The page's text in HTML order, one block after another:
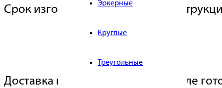
Эркерные
Круглые
Треугольные
Срок изготовления цветных
Доставка на следующий день после